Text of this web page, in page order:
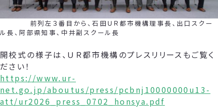
前列左３番目から、石田ＵＲ都市機構理事長、出口スクー
ル長、阿部県知事、中井副スクール長
開校式の様子は、ＵＲ都市機構のプレスリリースもご覧く
ださい！
https://www.ur-
net.go.jp/aboutus/press/pcbnj10000000u13-
att/ur2026_press_0702_honsya.pdf